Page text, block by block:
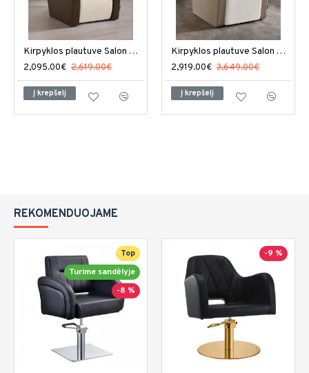
Kirpyklos plautuve Salon Ambience Mirage
2,095.00€ 2,619.00€
Į krepšelį
Kirpyklos plautuve Salon Ambience Sublime
2,919.00€ 3,649.00€
Į krepšelį
REKOMENDUOJAME
Top
Turime sandėlyje
-8 %
-9 %